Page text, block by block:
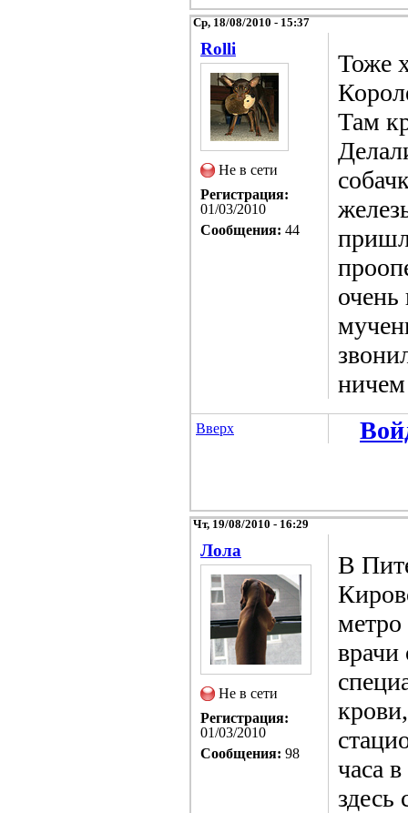
Ср, 18/08/2010 - 15:37
Rolli
Не в сети
Регистрация:
01/03/2010
Сообщения: 44
Тоже
Там
Вверх
Чт, 19/08/2010 - 16:29
Лола
Не в сети
Регистрация:
01/03/2010
Сообщения: 98
В
метро
врачи
часа
здесь